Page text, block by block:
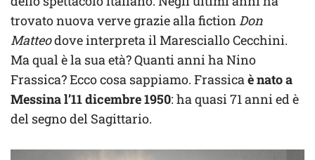
trovato nuova verve grazie alla fictionDon
Matteodove interpreta il Maresciallo Cecchini.
Ma qual è la sua età? Quanti anni ha Nino
Frassica? Ecco cosa sappiamo. Frassicaè nato a
Messina l’11 dicembre 1950: ha quasi 71 anni ed è
del segno del Sagittario.